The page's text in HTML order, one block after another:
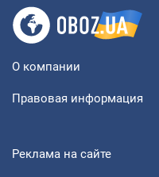
О компании
Правовая информация
Реклама на сайте